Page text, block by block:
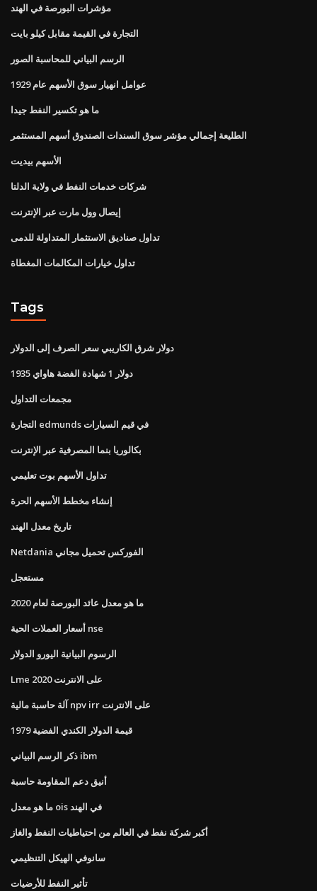
مؤشرات البورصة في الهند
التجارة في القيمة مقابل كيلو بايت
الرسم البياني للمحاسبة الصور
عوامل انهيار سوق الأسهم عام 1929
ما هو تكسير النفط جيدا
الطليعة إجمالي مؤشر سوق السندات الصندوق أسهم المستثمر
الأسهم بيديت
شركات خدمات النفط في ولاية الدلتا
إيصال وول مارت عبر الإنترنت
تداول صناديق الاستثمار المتداولة للدمى
تداول خيارات المكالمات المغطاة
Tags
دولار شرق الكاريبي سعر الصرف إلى الدولار
1935 دولار 1 شهادة الفضة هاواي
مجمعات التداول
التجارة edmunds في قيم السيارات
بكالوريا بنما المصرفية عبر الإنترنت
تداول الأسهم بوت تعليمي
إنشاء مخطط الأسهم الحرة
تاريخ معدل الهند
Netdania الفوركس تحميل مجاني
مستعجل
ما هو معدل عائد البورصة لعام 2020
أسعار العملات الحية nse
الرسوم البيانية اليورو الدولار
Lme على الانترنت 2020
آلة حاسبة مالية npv irr على الانترنت
قيمة الدولار الكندي الفضية 1979
ذكر الرسم البياني ibm
أنيق دعم المقاومة حاسبة
ما هو معدل ois في الهند
أكبر شركة نفط في العالم من احتياطيات النفط والغاز
سانوفي الهيكل التنظيمي
تأثير النفط للأرضيات